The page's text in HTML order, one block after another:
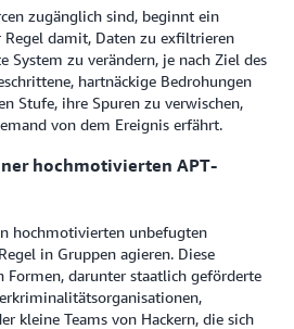
zugänglich sind, beginnt ein
damit, Daten zu exfiltrieren
System zu verändern, je nach Ziel des
hartnäckige Bedrohungen
Stufe, ihre Spuren zu verwischen,
von dem Ereignis erfährt.
hochmotivierten APT-
hochmotivierten unbefugten
in Gruppen agieren. Diese
Formen, darunter staatlich geförderte
kleine Teams von Hackern, die sich